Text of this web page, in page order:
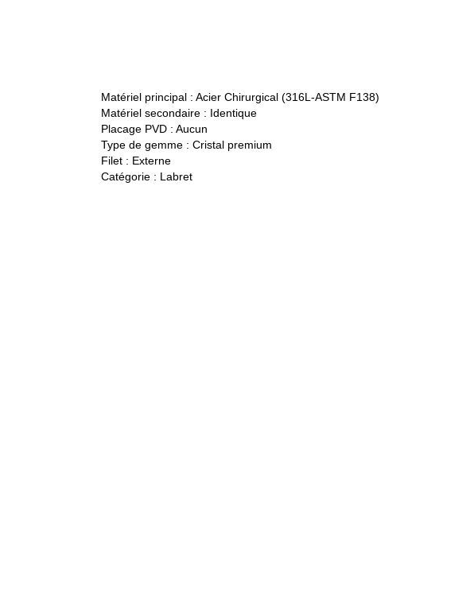
Matériel principal : Acier Chirurgical (316L-ASTM F138)
Matériel secondaire : Identique
Placage PVD : Aucun
Type de gemme : Cristal premium
Filet : Externe
Catégorie : Labret